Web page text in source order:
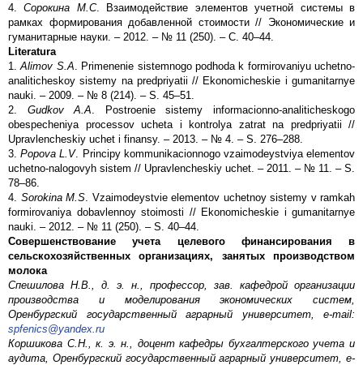
4.Сорокина М.С. Взаимодействие элементов учетной системы в
рамках формирования добавленной стоимости // Экономические и
гуманитарные науки. – 2012. – № 11 (250). – С. 40–44.
Literatura
1.Alimov S.A . Primenenie sistemnogo podhoda k formirovaniyu uchetno-
analiticheskoy sistemy na predpriyatii // Ekonomicheskie i gumanitarnye
nauki. – 2009. – № 8 (214). – S. 45–51.
2. Gudkov A.A . Postroenie sistemy informacionno-analiticheskogo
obespecheniya processov ucheta i kontrolya zatrat na predpriyatii //
Upravlencheskiy uchet i finansy. – 2013. – № 4. – S. 276–288.
3.Popova L.V. Principy kommunikacionnogo vzaimodeystviya elementov
uchetno-nalogovyh sistem // Upravlencheskiy uchet. – 2011. – № 11. – S.
78–86.
4. Sorokina M.S . Vzaimodeystvie elementov uchetnoy sistemy v ramkah
formirovaniya dobavlennoy stoimosti // Ekonomicheskie i gumanitarnye
nauki. – 2012. – № 11 (250). – S. 40–44.
Совершенствование учета целевого финансирования в
сельскохозяйственных организациях, занятых производством
молока
Спешилова Н.В., д. э. н., профессор, зав. кафедрой организации
производства и моделирования экономических систем,
Оренбургский государственный аграрный университет, e-mail:
spfenics@yandex.ru
Коршикова С.Н., к. э. н., доцент кафедры бухгалтерского учета и
аудита, Оренбургский государственный аграрный университет, e-